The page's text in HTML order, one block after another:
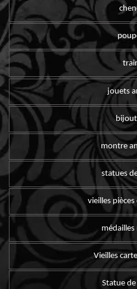
jouets
montre
statues
vieilles
Vieilles
Statue